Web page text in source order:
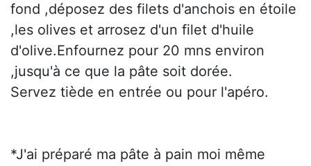
fond ,déposez des filets d'anchois en étoile
,les olives et arrosez d'un filet d'huile
d'olive.Enfournez pour 20 mns environ
,jusqu'à ce que la pâte soit dorée.
Servez tiède en entrée ou pour l'apéro.
*J'ai préparé ma pâte à pain moi même